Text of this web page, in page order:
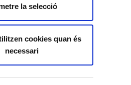
la selecció
cookies quan és
necessari
LES CONDITIONS